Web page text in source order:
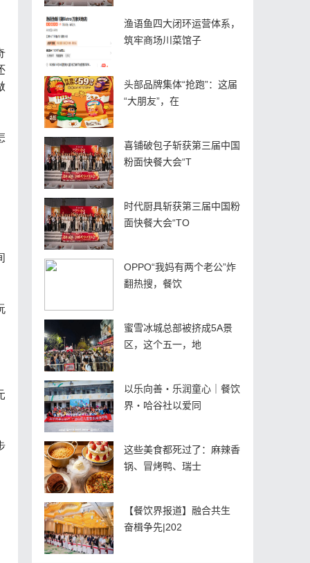
渔语鱼四大闭环运营体系，
筑牢商场川菜馆子
头部品牌集体“抢跑”：这届
“大朋友”，在
喜铺破包子斩获第三届中国
粉面快餐大会“T
时代厨具斩获第三届中国粉
面快餐大会“TO
OPPO“我妈有两个老公”炸
翻热搜，餐饮
蜜雪冰城总部被挤成5A景
区，这个五一，地
以乐向善・乐润童心｜餐饮
界・哈谷社以爱同
这些美食都死过了：麻辣香
锅、冒烤鸭、瑞士
【餐饮界报道】融合共生
奋楫争先|202